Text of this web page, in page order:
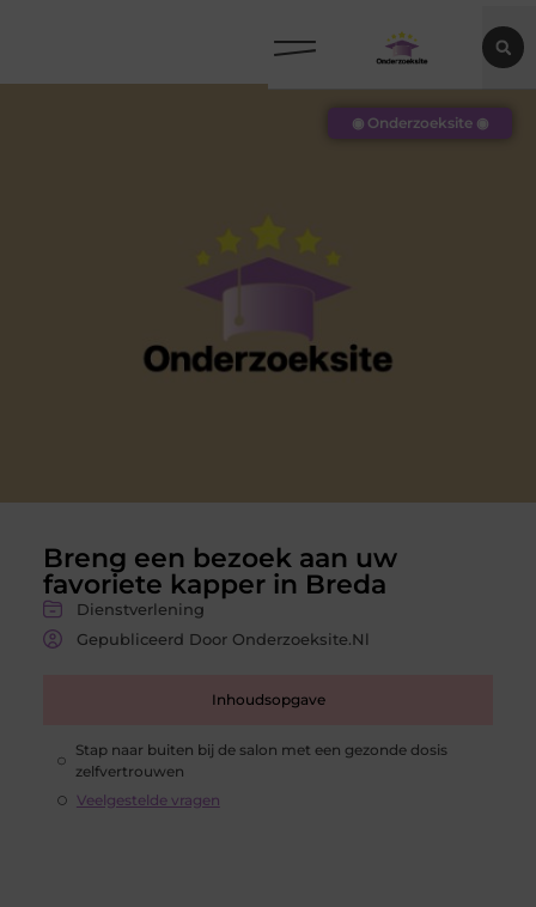
Breng een bezoek aan uw
favoriete kapper in Breda
Dienstverlening
Gepubliceerd Door Onderzoeksite.nl
Inhoudsopgave
Stap naar buiten bij de salon met een gezonde dosis
zelfvertrouwen
Veelgestelde vragen
◉ Onderzoeksite ◉